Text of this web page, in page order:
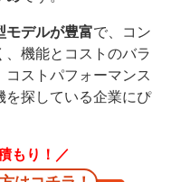
モデルが豊富で、コン
機能とコストのバラ
ストパフォーマンス
を探している企業にぴ
もり！／